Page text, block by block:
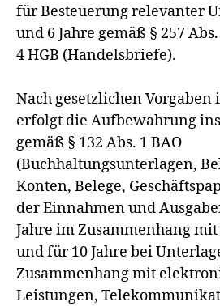
für Besteuerung relevanter
und 6 Jahre gemäß § 257
4 HGB (Handelsbriefe).
Nach gesetzlichen Vorgaben
erfolgt die Aufbewahrung
gemäß § 132 Abs. 1 BAO
(Buchhaltungsunterlagen,
Konten, Belege,
der Einnahmen und
Jahre im Zusammenhang
und für 10 Jahre bei
Zusammenhang mit
Leistungen,